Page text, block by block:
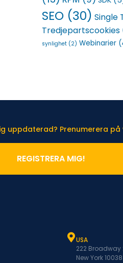
SEO (30) Single
Tredjepartscookies
synlighet (2) Webinarier
uppdaterad? Prenumerera
REGISTRERA MIG!
USA
222
New York 10038